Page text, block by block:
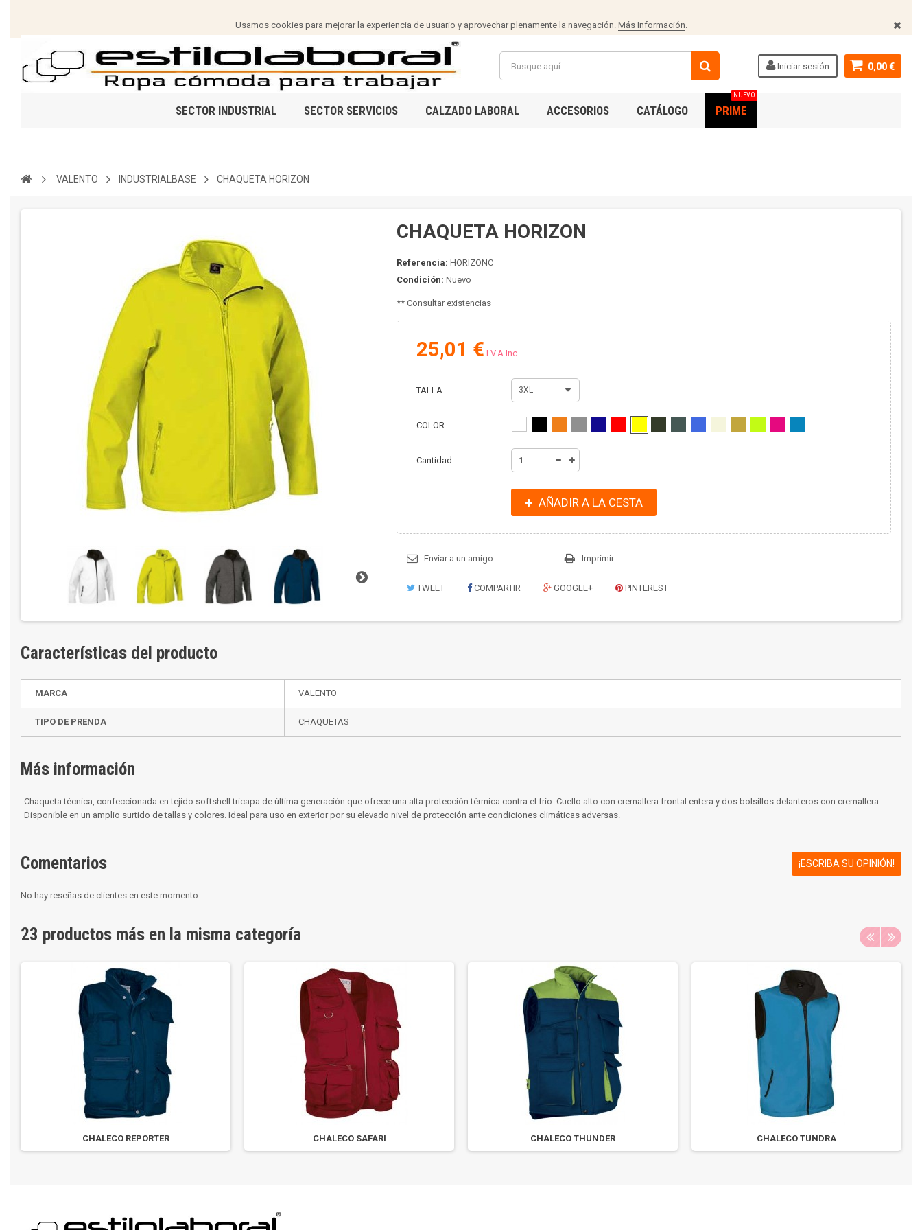
Usamos cookies para mejorar la experiencia de usuario y aprovechar plenamente la navegación. Más Información.
0,00 €
Iniciar sesión
SECTOR INDUSTRIAL SECTOR SERVICIOS CALZADO LABORAL ACCESORIOS CATÁLOGO PRIME
NUEVO
VALENTO INDUSTRIALBASE CHAQUETA HORIZON
CHAQUETA HORIZON
Referencia: HORIZONC
Condición: Nuevo
** Consultar existencias
25,01 € I.V.A Inc.
TALLA 3XL
COLOR
Cantidad
AÑADIR A LA CESTA
Enviar a un amigo Imprimir
TWEET COMPARTIR GOOGLE+ PINTEREST
Características del producto
MARCA VALENTO
TIPO DE PRENDA CHAQUETAS
Más información
Chaqueta técnica, confeccionada en tejido softshell tricapa de última generación que ofrece una alta protección térmica contra el frío. Cuello alto con cremallera frontal entera y dos bolsillos delanteros con cremallera.
Disponible en un amplio surtido de tallas y colores. Ideal para uso en exterior por su elevado nivel de protección ante condiciones climáticas adversas.
Comentarios ¡ESCRIBA SU OPINIÓN!
No hay reseñas de clientes en este momento.
23 productos más en la misma categoría
CHALECO REPORTER CHALECO SAFARI CHALECO THUNDER CHALECO TUNDRA